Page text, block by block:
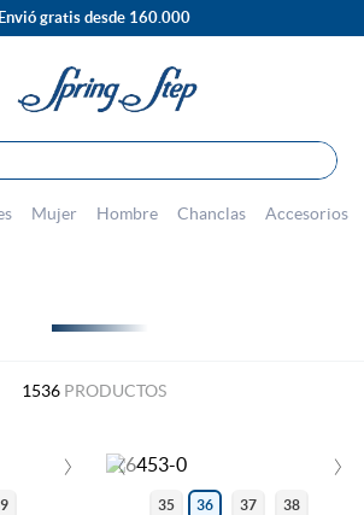
Envió gratis desde 160.000
Mujer Hombre Chanclas Accesorios
1536 PRODUCTOS
› ‹ ›
36
35 37 38